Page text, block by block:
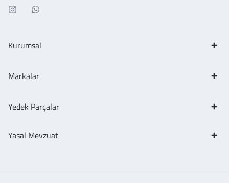
Kurumsal
Markalar
Yedek Parçalar
Yasal Mevzuat